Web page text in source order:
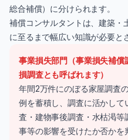
総合補償）に分けられます。
補償コンサルタントは、建築・
に至るまで幅広い知識が必要と
事業損失部門（事業損失補
損調査とも呼ばれます）
年間2万件にのぼる家屋調査
例を蓄積し、調査に活かして
査 ・ 建物事後調査 ・水枯渇
事等の影響を受けたか否か